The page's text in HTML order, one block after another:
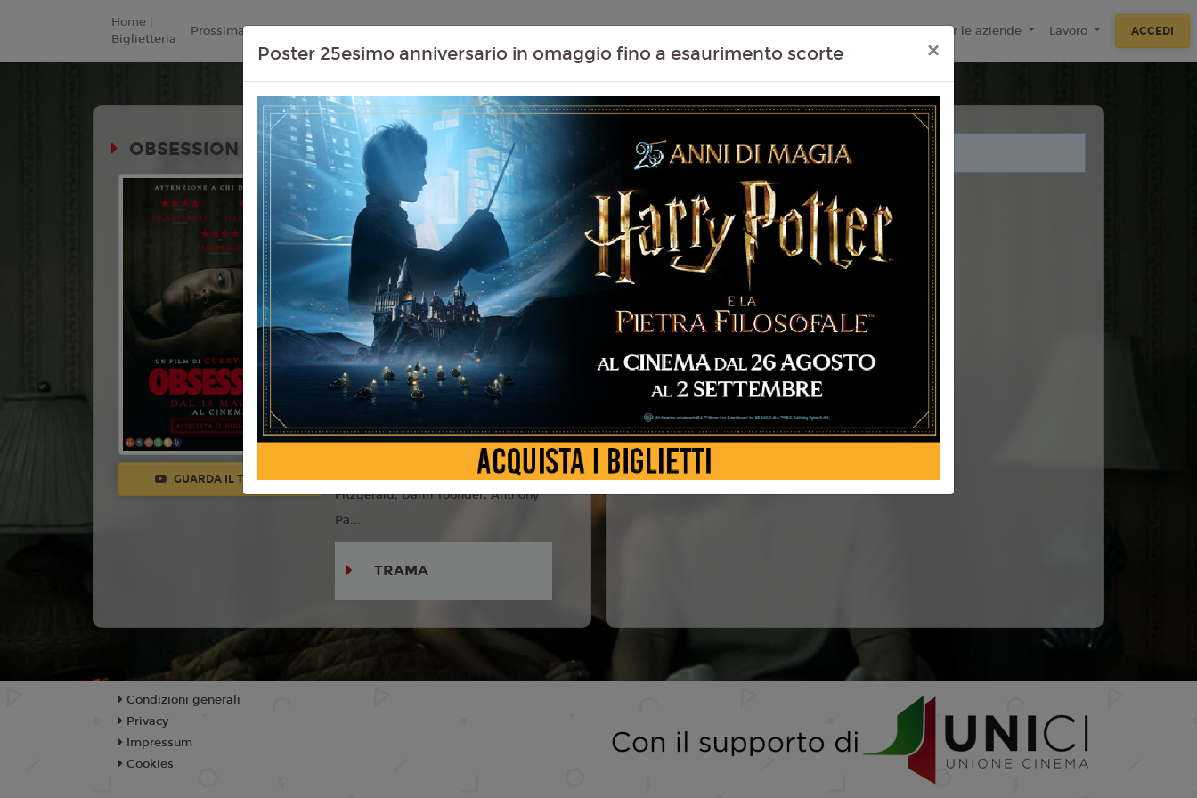
Home |
Biglietteria
Prossimamente Listino Prezzi Contenuti Extra Proiezioni Scolastiche Eventi Passati Tecnologie F.A.Q Per le aziende Lavoro ACCEDI
OBSESSION
GUARDA IL TRAILER
Durata: 109 min
Genere: Horror
Lingua:Italiano
Età14+
Regia:Curry Barker
Anno:2026
Navarrette, Cooper Tomlinson,
Megan Lawless, Andy Richter, Haley
Fitzgerald, Darin Toonder, Anthony
Pa...
TRAMA
Non ci sono spettacoli legati a questo evento.
Poster 25esimo anniversario in omaggio fino a esaurimento scorte ×
Condizioni generali
Privacy
Impressum
Cookies